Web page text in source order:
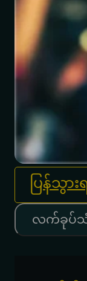
ပြန်သွား
လက်ခုပ်သံ